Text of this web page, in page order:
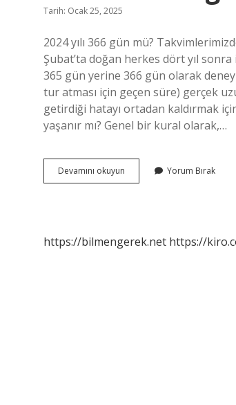
Tarih: Ocak 25, 2025
2024 yılı 366 gün mü?
Şubat’ta doğan herkes dört yıl
365 gün yerine 366 gün olarak
tur atması için geçen süre) gerçek
getirdiği hatayı ortadan kaldırmak
yaşanır mı? Genel bir kural olarak,…
Devamını okuyun
Gün
Yorum Bırak
https://bilmengerek.net https://